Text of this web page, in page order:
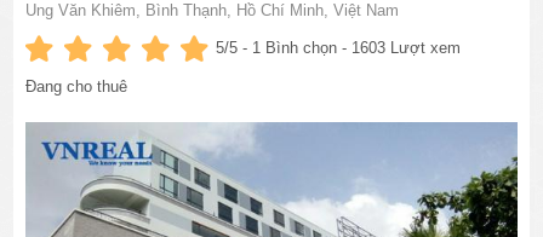
Ung Văn Khiêm, Bình Thạnh, Hồ Chí Minh, Việt Nam
5/5 - 1 Bình chọn - 1603 Lượt xem
Đang cho thuê